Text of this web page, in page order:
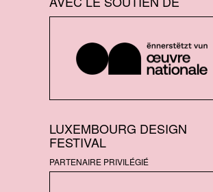
LUXEMBOURG DESIGN
FESTIVAL
PARTENAIRE PRIVILÉGIÉ